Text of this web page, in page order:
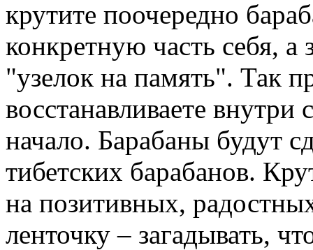
крутите поочередно
конкретную часть себя, а
"узелок на память". Так
восстанавливаете
начало. Барабаны будут
тибетских барабанов.
на позитивных,
ленточку – загадывать,